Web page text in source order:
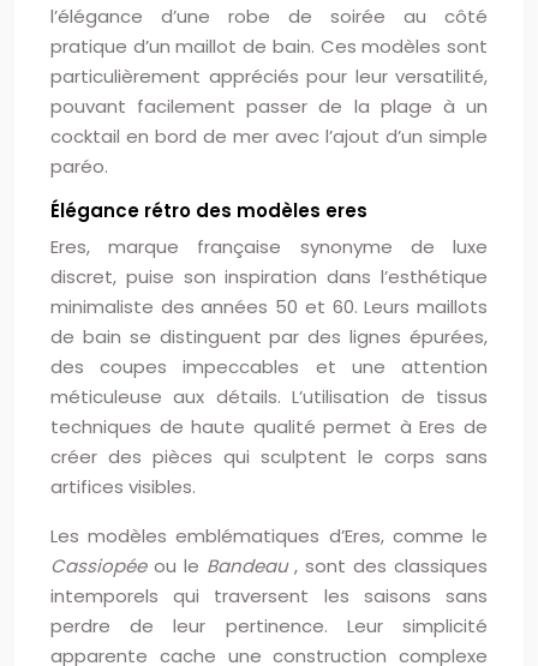
l’élégance d’une robe de soirée au côté
pratique d’un maillot de bain. Ces modèles sont
particulièrement appréciés pour leur versatilité,
pouvant facilement passer de la plage à un
cocktail en bord de mer avec l’ajout d’un simple
paréo.
Élégance rétro des modèles eres
Eres, marque française synonyme de luxe
discret, puise son inspiration dans l’esthétique
minimaliste des années 50 et 60. Leurs maillots
de bain se distinguent par des lignes épurées,
des coupes impeccables et une attention
méticuleuse aux détails. L’utilisation de tissus
techniques de haute qualité permet à Eres de
créer des pièces qui sculptent le corps sans
artifices visibles.
Les modèles emblématiques d’Eres, comme le
Cassiopée ou le Bandeau, sont des classiques
intemporels qui traversent les saisons sans
perdre de leur pertinence. Leur simplicité
apparente cache une construction complexe